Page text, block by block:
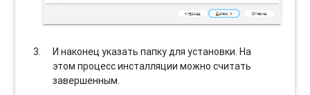
И наконец указать папку для установки. На
этом процесс инсталляции можно считать
завершенным.